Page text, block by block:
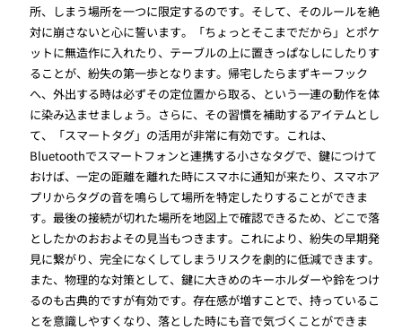
所、しまう場所を一つに限定するのです。そして、そのルールを絶
対に崩さないと心に誓います。「ちょっとそこまでだから」とポケ
ットに無造作に入れたり、テーブルの上に置きっぱなしにしたりす
ることが、紛失の第一歩となります。帰宅したらまずキーフック
へ、外出する時は必ずその定位置から取る、という一連の動作を体
に染み込ませましょう。さらに、その習慣を補助するアイテムとし
て、「スマートタグ」の活用が非常に有効です。これは、
Bluetoothでスマートフォンと連携する小さなタグで、鍵につけて
おけば、一定の距離を離れた時にスマホに通知が来たり、スマホア
プリからタグの音を鳴らして場所を特定したりすることができま
す。最後の接続が切れた場所を地図上で確認できるため、どこで落
としたかのおおよその見当もつきます。これにより、紛失の早期発
見に繋がり、完全になくしてしまうリスクを劇的に低減できます。
また、物理的な対策として、鍵に大きめのキーホルダーや鈴をつけ
るのも古典的ですが有効です。存在感が増すことで、持っているこ
とを意識しやすくなり、落とした時にも音で気づくことができま